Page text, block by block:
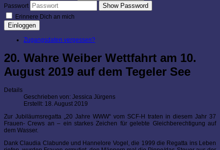
Passwort
Show Password
Erinnere Dich an mich
Einloggen
Zugangsdaten vergessen?
20. Wahre Weiber Wettfahrt am 10.
August 2019 auf dem Tegeler See
Details
Geschrieben von: Jessica Jürgens
Erstellt: 18. August 2019
Zur Jubiläumsregatta „20 Jahre WWW“ vom SCF-H traten in diesem Jahr 37
Frauen- Crews an – ein starkes Zeichen für gelebte Gleichberechtigung auf
dem Wasser.
Dank Claudia Clabunde und Hannelore Vogel, die 1999 die Regatta ins Leben